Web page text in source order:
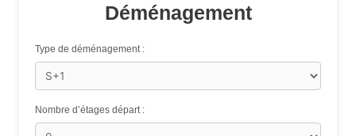
Déménagement
Type de déménagement :
Nombre d’étages départ :